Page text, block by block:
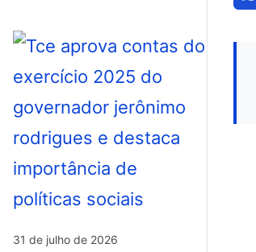
31 de julho de 2026